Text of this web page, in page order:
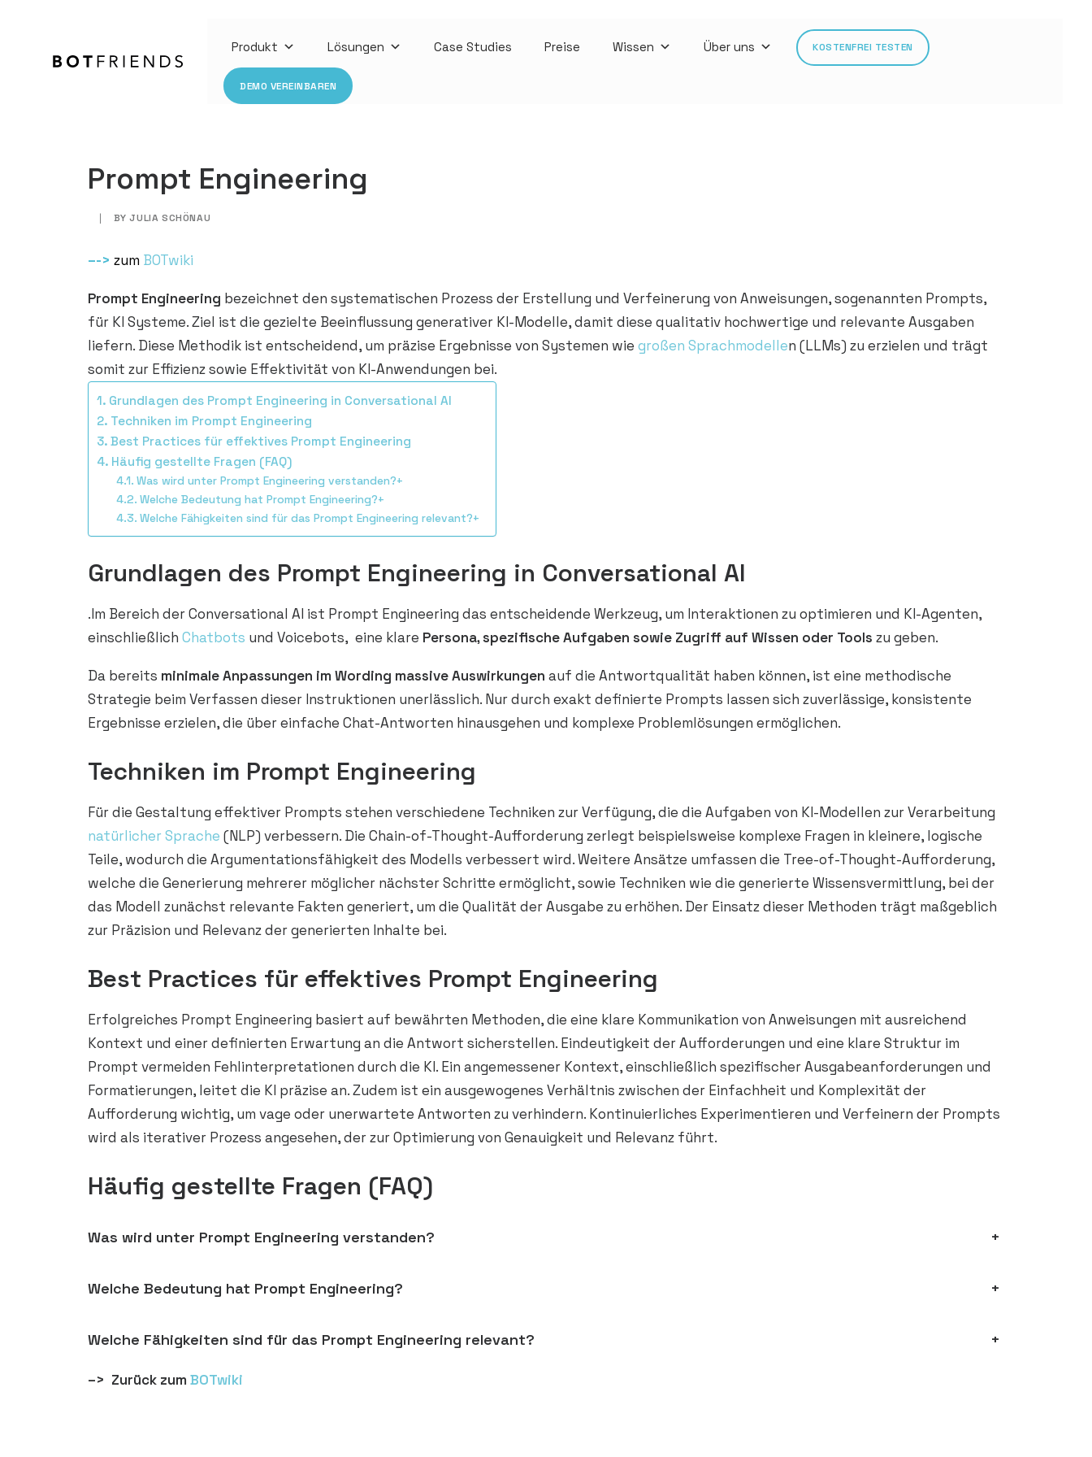
Produkt Lösungen Case Studies Preise Wissen Über uns KOSTENFREI TESTEN
DEMO VEREINBAREN
Prompt Engineering
| BYJULIA SCHÖNAU
–-> zum BOTwiki
Prompt Engineering bezeichnet den systematischen Prozess der Erstellung und Verfeinerung von Anweisungen, sogenannten Prompts,
für KI Systeme. Ziel ist die gezielte Beeinflussung generativer KI-Modelle, damit diese qualitativ hochwertige und relevante Ausgaben
liefern. Diese Methodik ist entscheidend, um präzise Ergebnisse von Systemen wie großen Sprachmodellen (LLMs) zu erzielen und trägt
somit zur Effizienz sowie Effektivität von KI-Anwendungen bei.
Grundlagen des Prompt Engineering in Conversational AI
Techniken im Prompt Engineering
Best Practices für effektives Prompt Engineering
Häufig gestellte Fragen (FAQ)
Was wird unter Prompt Engineering verstanden?+
Welche Bedeutung hat Prompt Engineering?+
Welche Fähigkeiten sind für das Prompt Engineering relevant?+
Grundlagen des Prompt Engineering in Conversational AI
.Im Bereich der Conversational AI ist Prompt Engineering das entscheidende Werkzeug, um Interaktionen zu optimieren und KI-Agenten,
einschließlich Chatbots und Voicebots, eine klare Persona, spezifische Aufgaben sowie Zugriff auf Wissen oder Tools zu geben.
Da bereits minimale Anpassungen im Wording massive Auswirkungen auf die Antwortqualität haben können, ist eine methodische
Strategie beim Verfassen dieser Instruktionen unerlässlich. Nur durch exakt definierte Prompts lassen sich zuverlässige, konsistente
Ergebnisse erzielen, die über einfache Chat-Antworten hinausgehen und komplexe Problemlösungen ermöglichen.
Techniken im Prompt Engineering
Für die Gestaltung effektiver Prompts stehen verschiedene Techniken zur Verfügung, die die Aufgaben von KI-Modellen zur Verarbeitung
natürlicher Sprache (NLP) verbessern. Die Chain-of-Thought-Aufforderung zerlegt beispielsweise komplexe Fragen in kleinere, logische
Teile, wodurch die Argumentationsfähigkeit des Modells verbessert wird. Weitere Ansätze umfassen die Tree-of-Thought-Aufforderung,
welche die Generierung mehrerer möglicher nächster Schritte ermöglicht, sowie Techniken wie die generierte Wissensvermittlung, bei der
das Modell zunächst relevante Fakten generiert, um die Qualität der Ausgabe zu erhöhen. Der Einsatz dieser Methoden trägt maßgeblich
zur Präzision und Relevanz der generierten Inhalte bei.
Best Practices für effektives Prompt Engineering
Erfolgreiches Prompt Engineering basiert auf bewährten Methoden, die eine klare Kommunikation von Anweisungen mit ausreichend
Kontext und einer definierten Erwartung an die Antwort sicherstellen. Eindeutigkeit der Aufforderungen und eine klare Struktur im
Prompt vermeiden Fehlinterpretationen durch die KI. Ein angemessener Kontext, einschließlich spezifischer Ausgabeanforderungen und
Formatierungen, leitet die KI präzise an. Zudem ist ein ausgewogenes Verhältnis zwischen der Einfachheit und Komplexität der
Aufforderung wichtig, um vage oder unerwartete Antworten zu verhindern. Kontinuierliches Experimentieren und Verfeinern der Prompts
wird als iterativer Prozess angesehen, der zur Optimierung von Genauigkeit und Relevanz führt.
Häufig gestellte Fragen (FAQ)
Was wird unter Prompt Engineering verstanden? +
Welche Bedeutung hat Prompt Engineering? +
Welche Fähigkeiten sind für das Prompt Engineering relevant? +
–> Zurück zum BOTwiki